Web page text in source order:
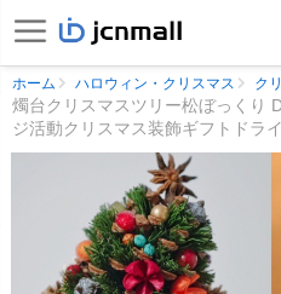
ホーム ハロウィン・クリスマス ク
燭台クリスマスツリー松ぼっくり
ジ活動クリスマス装飾ギフトドラ